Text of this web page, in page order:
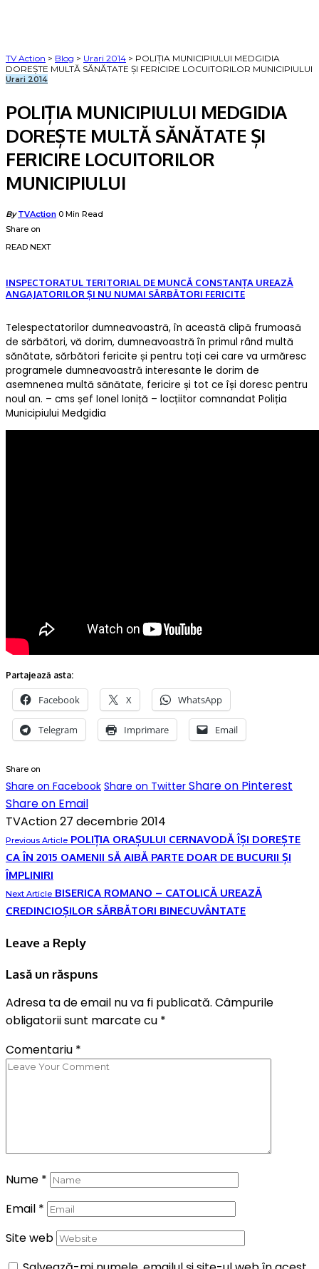
TV Action > Blog > Urari 2014 > POLIȚIA MUNICIPIULUI MEDGIDIA
DOREȘTE MULTĂ SĂNĂTATE ȘI FERICIRE LOCUITORILOR MUNICIPIULUI
Urari 2014
POLIȚIA MUNICIPIULUI MEDGIDIA
DOREȘTE MULTĂ SĂNĂTATE ȘI
FERICIRE LOCUITORILOR
MUNICIPIULUI
Posted
ByTVAction 0 Min Read
Share on
READ NEXT
INSPECTORATUL TERITORIAL DE MUNCĂ CONSTANȚA UREAZĂ
ANGAJATORILOR ȘI NU NUMAI SĂRBĂTORI FERICITE
Telespectatorilor dumneavoastră, în această clipă frumoasă
de sărbători, vă dorim, dumneavoastră în primul rând multă
sănătate, sărbători fericite și pentru toți cei care va urmăresc
programele dumneavoastră interesante le dorim de
asemnenea multă sănătate, fericire și tot ce își doresc pentru
noul an. – cms șef Ionel Ioniță – locțiitor comnandat Poliția
Municipiului Medgidia
Partajează asta:
Facebook X WhatsApp
Telegram Imprimare Email
Share on
Share on Facebook Share on Twitter Share on Pinterest
Share on Email
TVAction27 decembrie 2014
Previous Article POLIȚIA ORAȘULUI CERNAVODĂ ÎȘI DOREȘTE
CA ÎN 2015 OAMENII SĂ AIBĂ PARTE DOAR DE BUCURII ȘI
ÎMPLINIRI
Next Article BISERICA ROMANO – CATOLICĂ UREAZĂ
CREDINCIOȘILOR SĂRBĂTORI BINECUVÂNTATE
Leave a Reply
Lasă un răspuns
Adresa ta de email nu va fi publicată. Câmpurile
obligatorii sunt marcate cu *
Comentariu *
Nume *
Email *
Site web